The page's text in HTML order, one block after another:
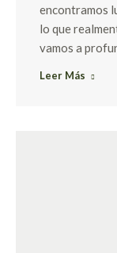
encontramos
lo que
vamos a
Leer Más